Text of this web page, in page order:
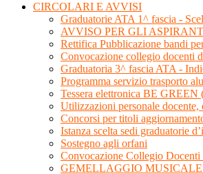
CIRCOLARI E AVVISI
Graduatorie ATA 1^ fascia -
AVVISO PER GLI
Rettifica Pubblicazione bandi
Convocazione collegio docenti
Graduatoria 3^ fascia ATA -
Programma servizio trasporto
Tessera elettronica BE GREEN
Utilizzazioni personale
Concorsi per titoli
Istanza scelta sedi graduatorie
Sostegno agli orfani
Convocazione Collegio
GEMELLAGGIO